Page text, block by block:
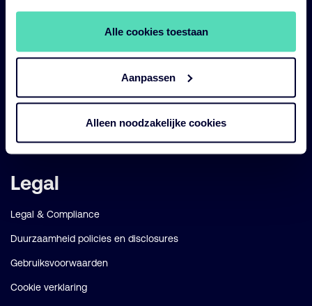
Alle cookies toestaan
Aanpassen
Alleen noodzakelijke cookies
Diensten
Perspectives
Legal
Legal & Compliance
Duurzaamheid policies en disclosures
Gebruiksvoorwaarden
Cookie verklaring